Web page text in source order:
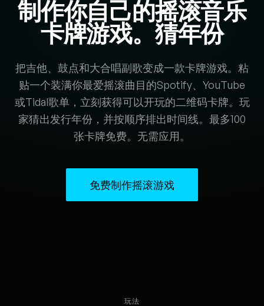
制作你自己的摇滚音乐
卡牌游戏。猜年份
把吉他、鼓点和大合唱副歌变成一款卡牌游戏。粘
贴一个装满你最爱摇滚曲目的Spotify、YouTube
或Tidal歌单，立刻获得可以开玩的二维码卡牌。玩
家猜出发行年份，并按顺序排出时间线。最多100
张卡牌免费。无需应用。
免费制作摇滚游戏
玩法